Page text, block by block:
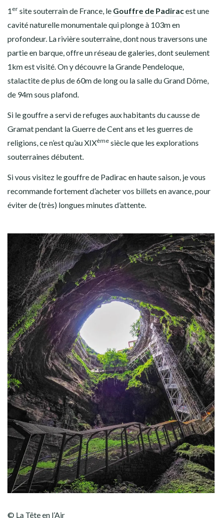
1 er site souterrain de France, le Gouffre de Padiracest une
cavité naturelle monumentale qui plonge à 103m en
profondeur. La rivière souterraine, dont nous traversons une
partie en barque, offre un réseau de galeries, dont seulement
1km est visité. On y découvre la Grande Pendeloque,
stalactite de plus de 60m de long ou la salle du Grand Dôme,
de 94m sous plafond.
Si le gouffre a servi de refuges aux habitants du causse de
Gramat pendant la Guerre de Cent ans et les guerres de
religions, ce n’est qu’au XIXème siècle que les explorations
souterraines débutent.
Si vous visitez le gouffre de Padirac en haute saison, je vous
recommande fortement d’acheter vos billets en avance, pour
éviter de (très) longues minutes d’attente.
© La Tête en l’Air